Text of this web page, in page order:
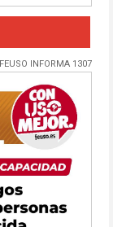
FEUSO INFORMA 1307